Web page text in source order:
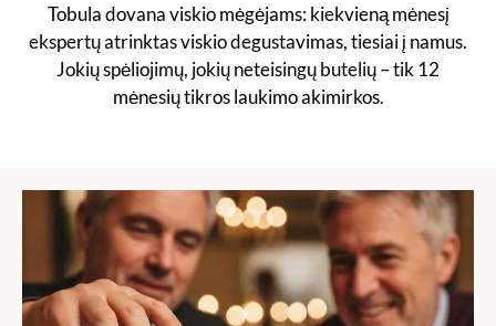
Tobula dovana viskio mėgėjams: kiekvieną mėnesį
ekspertų atrinktas viskio degustavimas, tiesiai į namus.
Jokių spėliojimų, jokių neteisingų butelių – tik 12
mėnesių tikros laukimo akimirkos.